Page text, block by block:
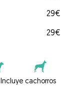
29€
29€
Incluye cachorros